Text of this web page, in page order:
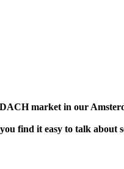
market in our
find it easy to talk about